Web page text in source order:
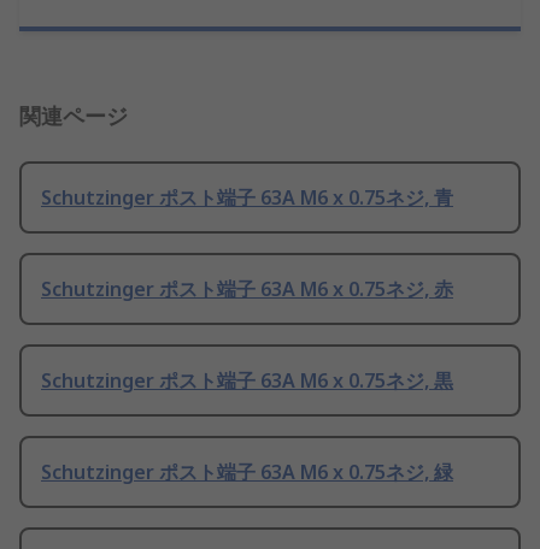
関連ページ
Schutzinger ポスト端子 63A M6 x 0.75ネジ, 青
Schutzinger ポスト端子 63A M6 x 0.75ネジ, 赤
Schutzinger ポスト端子 63A M6 x 0.75ネジ, 黒
Schutzinger ポスト端子 63A M6 x 0.75ネジ, 緑